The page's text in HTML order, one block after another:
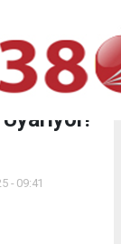
- 09:41